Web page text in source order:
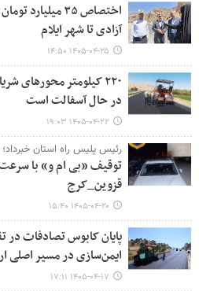
اختصاص ۳۵
آزادی تا شهر ایلام
۱۴۰۵-۰۴-۲۵ ۱۴:۵۰
۲۲۰ کیلومتر محورهای
در حال آسفالت است
۱۴۰۵-۰۴-۲۲ ۱۹:۰۳
رئیس پلیس راه استان خبرداد؛
قزوین_کرج
۱۴۰۵-۰۴-۲۰ ۱۵:۴۰
پایان کابوس تصادفات در
ایمن‌سازی در مسیر اصلی
۱۴۰۵-۰۴-۱۷ ۱۷:۱۱